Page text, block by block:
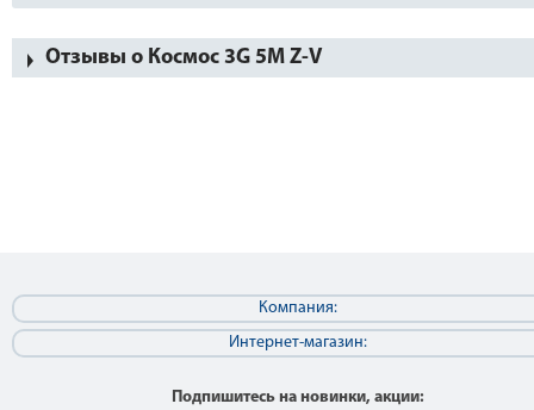
Отзывы о Космос 3G 5М Z-V
Компания:
Интернет-магазин:
Подпишитесь на новинки, акции: